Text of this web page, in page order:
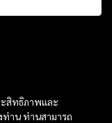
ะสิทธิภาพและ
ท่าน ท่านสามารถ